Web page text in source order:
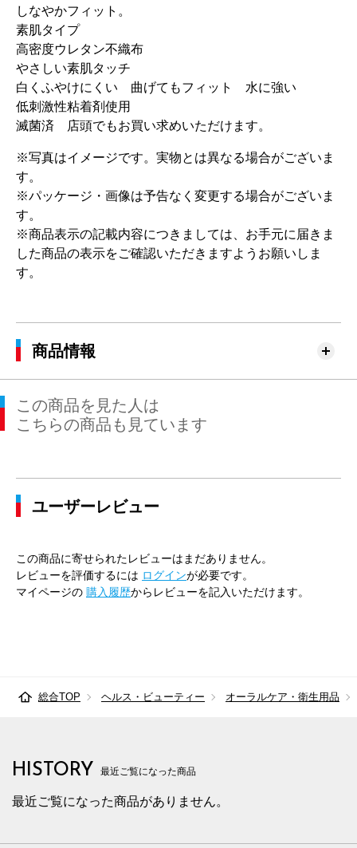
しなやかフィット。
素肌タイプ
高密度ウレタン不織布
やさしい素肌タッチ
白くふやけにくい 曲げてもフィット 水に強い
低刺激性粘着剤使用
滅菌済 店頭でもお買い求めいただけます。
※写真はイメージです。実物とは異なる場合がございま
す。
※パッケージ・画像は予告なく変更する場合がございま
す。
※商品表示の記載内容につきましては、お手元に届きま
した商品の表示をご確認いただきますようお願いしま
す。
商品情報
この商品を見た人は
こちらの商品も見ています
ユーザーレビュー
この商品に寄せられたレビューはまだありません。
レビューを評価するには ログインが必要です。
マイページの 購入履歴からレビューを記入いただけます。
総合TOP ヘルス・ビューティー オーラルケア・衛生用品
HISTORY 最近ご覧になった商品
最近ご覧になった商品がありません。